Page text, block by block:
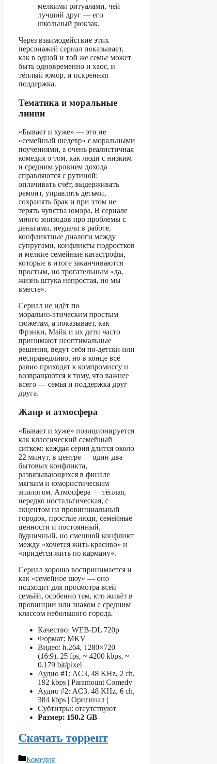
мелкими ритуалами, чей
лучший друг — его
школьный рюкзак.
Через взаимодействие этих
персонажей сериал показывает,
как в одной и той же семье может
быть одновременно и хаос, и
тёплый юмор, и искренняя
поддержка.
Тематика и моральные
линии
«Бывает и хуже» — это не
«семейный шедевр» с моральными
поучениями, а очень реалистичная
комедия о том, как люди с низким
и средним уровнем дохода
справляются с рутиной:
оплачивать счёт, выдерживать
ремонт, управлять детьми,
сохранять брак и при этом не
терять чувства юмора. В сериале
много эпизодов про проблемы с
деньгами, неудачи в работе,
конфликтные диалоги между
супругами, конфликты подростков
и мелкие семейные катастрофы,
которые в итоге заканчиваются
простым, но трогательным «да,
жизнь штука непростая, но мы
вместе».
Сериал не идёт по
морально‑этическим простым
сюжетам, а показывает, как
Фрэнки, Майк и их дети часто
принимают неоптимальные
решения, ведут себя по‑детски или
несправедливо, но в конце всё
равно приходят к компромиссу и
возвращаются к тому, что важнее
всего — семья и поддержка друг
друга.
Жанр и атмосфера
«Бывает и хуже» позиционируется
как классический семейный
ситком: каждая серия длится около
22 минут, в центре — один‑два
бытовых конфликта,
развязывающихся в финале
мягким и юмористическим
эпилогом. Атмосфера — тёплая,
нередко ностальгическая, с
акцентом на провинциальный
городок, простые люди, семейные
ценности и постоянный,
будничный, но смешной конфликт
между «хочется жить красиво» и
«придётся жить по карману».
Сериал хорошо воспринимается и
как «семейное шоу» — оно
подходит для просмотра всей
семьёй, особенно тем, кто живёт в
провинции или знаком с средним
классом небольшого города.
Качество: WEB-DL 720p
Формат: MKV
Видео: h.264, 1280×720
(16:9), 25 fps, ~ 4200 kbps, ~
0.179 bit/pixel
Аудио #1: AC3, 48 KHz, 2 ch,
192 kbps | Paramount Comedy |
Аудио #2: AC3, 48 KHz, 6 ch,
384 kbps | Оригинал |
Субтитры: отсутствуют
Размер: 150.2 GB
Скачать торрент
Рубрики
Комедия